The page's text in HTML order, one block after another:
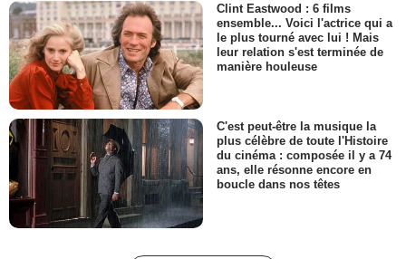
Clint Eastwood : 6 films
ensemble... Voici l'actrice qui a
le plus tourné avec lui ! Mais
leur relation s'est terminée de
manière houleuse
C'est peut-être la musique la
plus célèbre de toute l'Histoire
du cinéma : composée il y a 74
ans, elle résonne encore en
boucle dans nos têtes